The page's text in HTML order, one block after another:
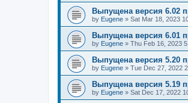
Выпущена версия 6.02
by Eugene » Sat Mar 18, 2023
Выпущена версия 6.01
by Eugene » Thu Feb 16, 2023
Выпущена версия 5.20
by Eugene » Tue Dec 27, 2022
Выпущена версия 5.19
by Eugene » Sat Dec 17, 2022